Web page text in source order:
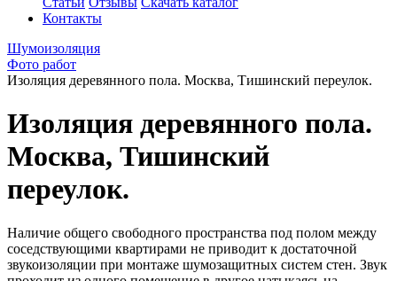
Контакты
Шумоизоляция
Фото работ
Изоляция деревянного пола. Москва, Тишинский переулок.
Изоляция деревянного пола.
Москва, Тишинский
переулок.
Наличие общего свободного пространства под полом между
соседствующими квартирами не приводит к достаточной
звукоизоляции при монтаже шумозащитных систем стен. Звук